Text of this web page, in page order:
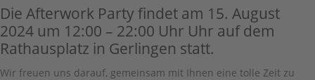
Die Afterwork Party findet am 15. August
2024 um 12:00 – 22:00 Uhr Uhr auf dem
Rathausplatz in Gerlingen statt.
Wir freuen uns darauf, gemeinsam mit Ihnen eine tolle Zeit zu